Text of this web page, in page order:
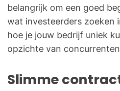
belangrijk om een goed
wat investeerders zoeken
hoe je jouw bedrijf uniek
opzichte van
Slimme